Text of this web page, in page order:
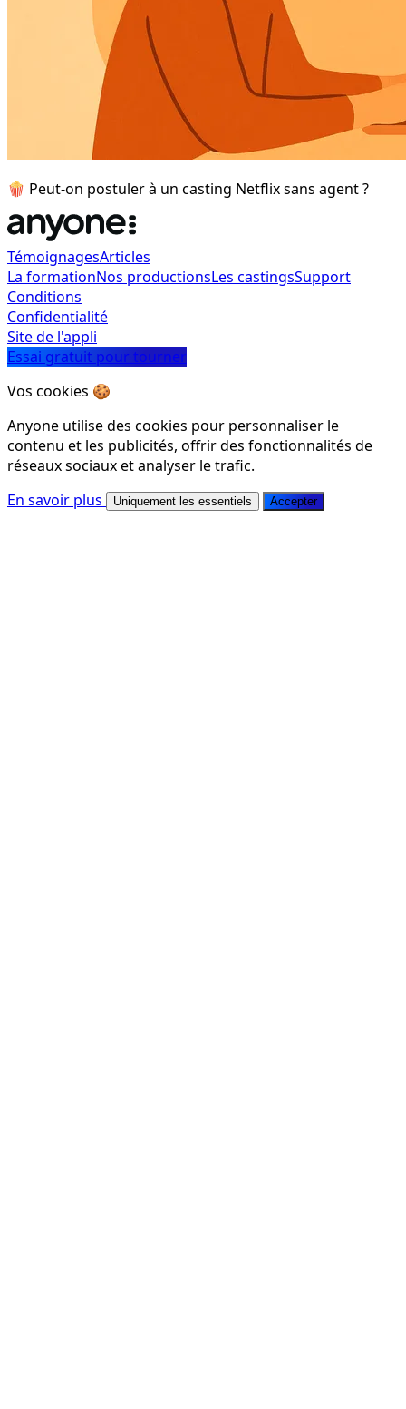
🍿 Peut-on postuler à un casting Netflix sans agent ?
TémoignagesArticles
La formationNos productionsLes castingsSupport
Conditions
Confidentialité
Site de l'appli
Essai gratuit pour tourner
Vos cookies 🍪
Anyone utilise des cookies pour personnaliser le
contenu et les publicités, offrir des fonctionnalités de
réseaux sociaux et analyser le trafic.
En savoir plus
Uniquement les essentiels Accepter